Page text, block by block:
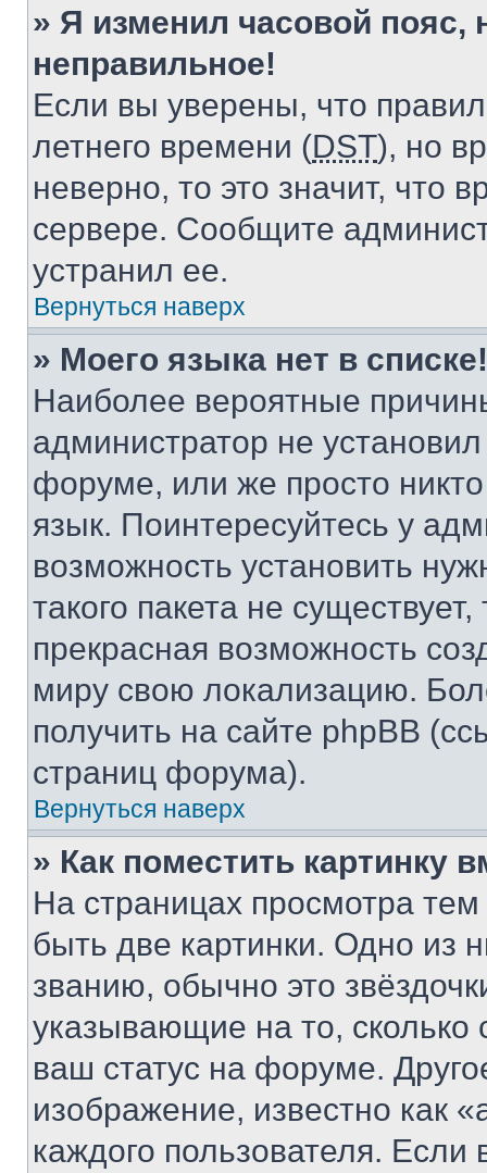
» Я изменил часовой пояс,
неправильное!
Если вы уверены, что
летнего времени (DST), но
неверно, то это значит, что
сервере. Сообщите
устранил ее.
Вернуться наверх
» Моего языка нет в списке!
Наиболее вероятные
администратор не
форуме, или же просто
язык. Поинтересуйтесь у
возможность установить
такого пакета не
прекрасная возможность
миру свою локализацию.
получить на сайте phpBB
страниц форума).
Вернуться наверх
» Как поместить картинку
На страницах просмотра
быть две картинки. Одно из
званию, обычно это
указывающие на то,
ваш статус на форуме.
изображение, известно как
каждого пользователя.